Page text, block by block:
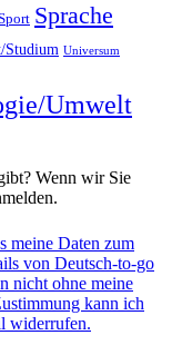
Sprache
Studium Universum
Umwelt
Wenn wir Sie
meine Daten zum
von Deutsch-to-go
nicht ohne meine
kann ich
widerrufen.